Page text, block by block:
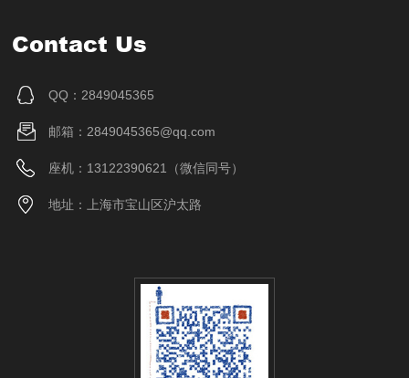
Contact Us
QQ：2849045365
邮箱：2849045365@qq.com
座机：13122390621（微信同号）
地址：上海市宝山区沪太路